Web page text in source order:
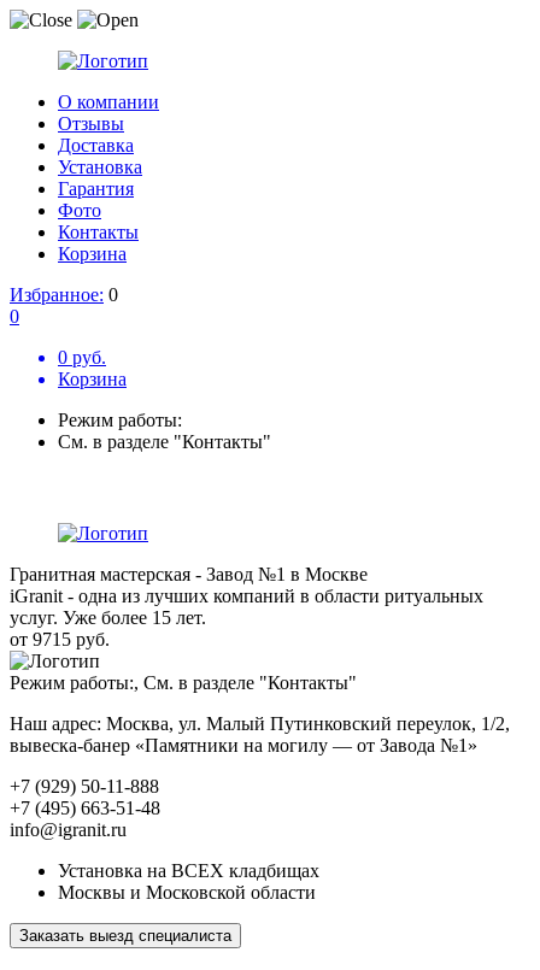
О компании
Отзывы
Доставка
Установка
Гарантия
Фото
Контакты
Корзина
Избранное: 0
0
0 руб.
Корзина
Режим работы:
См. в разделе "Контакты"
Гранитная мастерская - Завод №1 в Москве
iGranit - одна из лучших компаний в области ритуальных
услуг. Уже более 15 лет.
от 9715 руб.
Режим работы:, См. в разделе "Контакты"
Наш адрес: Москва, ул. Малый Путинковский переулок, 1/2,
вывеска-банер «Памятники на могилу — от Завода №1»
+7 (929) 50-11-888
+7 (495) 663-51-48
info@igranit.ru
Установка на ВСЕХ кладбищах
Москвы и Московской области
Заказать выезд специалиста